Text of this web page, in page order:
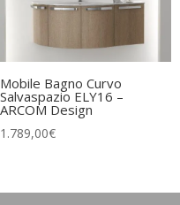
Mobile Bagno Curvo
Salvaspazio ELY16 –
ARCOM Design
1.789,00€